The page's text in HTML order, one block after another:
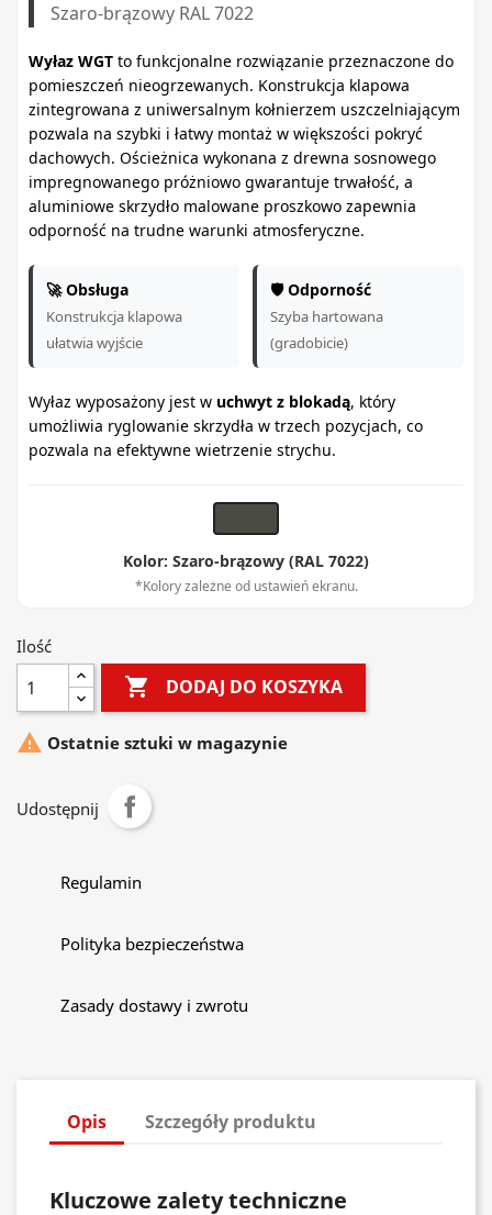
Szaro-brązowy RAL 7022
Wyłaz WGT to funkcjonalne rozwiązanie przeznaczone do
pomieszczeń nieogrzewanych. Konstrukcja klapowa
zintegrowana z uniwersalnym kołnierzem uszczelniającym
pozwala na szybki i łatwy montaż w większości pokryć
dachowych. Ościeżnica wykonana z drewna sosnowego
impregnowanego próżniowo gwarantuje trwałość, a
aluminiowe skrzydło malowane proszkowo zapewnia
odporność na trudne warunki atmosferyczne.
🚀 Obsługa
Konstrukcja klapowa
ułatwia wyjście
🛡️ Odporność
Szyba hartowana
(gradobicie)
Wyłaz wyposażony jest w uchwyt z blokadą, który
umożliwia ryglowanie skrzydła w trzech pozycjach, co
pozwala na efektywne wietrzenie strychu.
Kolor: Szaro-brązowy (RAL 7022)
*Kolory zależne od ustawień ekranu.
Ilość
 DODAJ DO KOSZYKA
 Ostatnie sztuki w magazynie
Udostępnij
Regulamin
Polityka bezpieczeństwa
Zasady dostawy i zwrotu
Opis Szczegóły produktu
Kluczowe zalety techniczne